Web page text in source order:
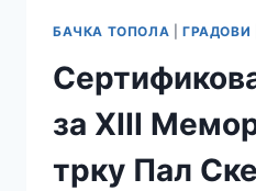
БАЧКА ТОПОЛА ГРАДОВИ
за XIII
трку Пал